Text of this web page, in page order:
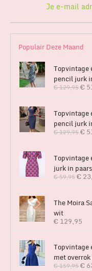
Je e-mail
Populair Deze Maand
Topvintage
pencil jurk
€129,95€
Topvintage
pencil jurk
€129,95€
Topvintage
jurk in
€59,95€
The Moira
wit
€ 129,95
Topvintage
met
€159,95€